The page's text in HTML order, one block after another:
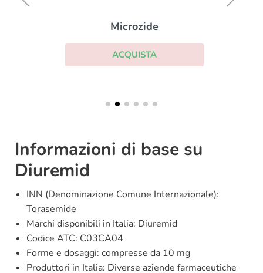
Microzide
ACQUISTA
Informazioni di base su
Diuremid
INN (Denominazione Comune Internazionale):
Torasemide
Marchi disponibili in Italia: Diuremid
Codice ATC: C03CA04
Forme e dosaggi: compresse da 10 mg
Produttori in Italia: Diverse aziende farmaceutiche